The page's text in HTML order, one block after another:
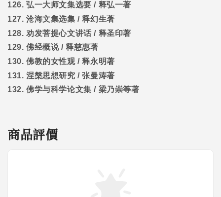
126. 弘一大师文集选要 / 释弘一著
127. 沧海文集选集 /释幻生著
128. 劝发菩提心文讲话 / 释圣印著
129. 佛经概说/释慈惠著
130. 佛教的女性观/释永明著
131. 涅槃思想研究 /张曼涛著
132. 佛学与科学论文集 / 梁乃崇等著
商品評價